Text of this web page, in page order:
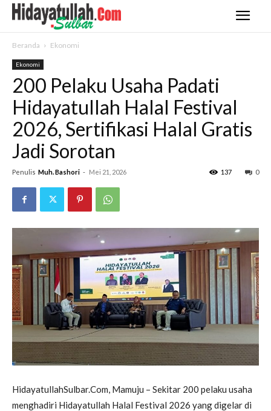
Beranda Ekonomi
Ekonomi
200 Pelaku Usaha Padati
Hidayatullah Halal Festival
2026, Sertifikasi Halal Gratis
Jadi Sorotan
Penulis Muh. Bashori - Mei 21, 2026 0
137
HidayatullahSulbar.Com, Mamuju – Sekitar 200 pelaku usaha
menghadiri Hidayatullah Halal Festival 2026 yang digelar di